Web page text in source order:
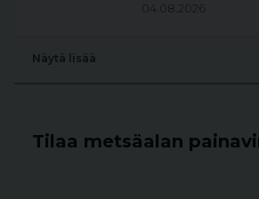
04.08.2026
Näytä lisää
Tilaa metsäalan